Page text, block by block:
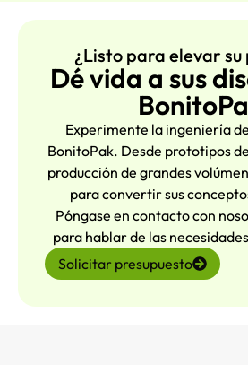
¿Listo para elevar
Dé vida a sus
Experimente la ingeniería
BonitoPak. Desde prototipos
producción de grandes
para convertir sus
Póngase en contacto con
para hablar de las
Solicitar presupuesto